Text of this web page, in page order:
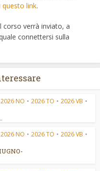
questo link.
corso verrà inviato, a
connettersi sulla
2026 NO • 2026 TO • 2026 VB •
2026 NO • 2026 TO • 2026 VB •